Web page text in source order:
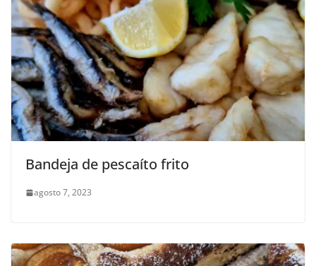
Bandeja de pescaíto frito
agosto 7, 2023